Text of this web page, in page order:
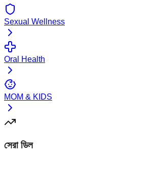
Sexual Wellness
Oral Health
MOM & KIDS
সেরা ডিল